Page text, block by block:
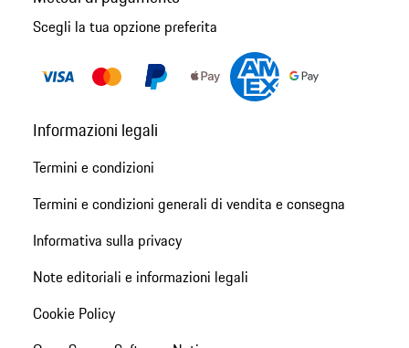
Scegli la tua opzione preferita
Informazioni legali
Termini e condizioni
Termini e condizioni generali di vendita e consegna
Informativa sulla privacy
Note editoriali e informazioni legali
Cookie Policy